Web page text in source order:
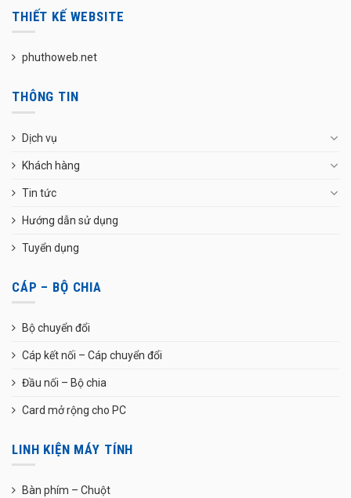
THIẾT KẾ WEBSITE
phuthoweb.net
THÔNG TIN
Dịch vụ
Khách hàng
Tin tức
Hướng dẫn sử dụng
Tuyển dụng
CÁP – BỘ CHIA
Bộ chuyển đổi
Cáp kết nối – Cáp chuyển đổi
Đầu nối – Bộ chia
Card mở rộng cho PC
LINH KIỆN MÁY TÍNH
Bàn phím – Chuột